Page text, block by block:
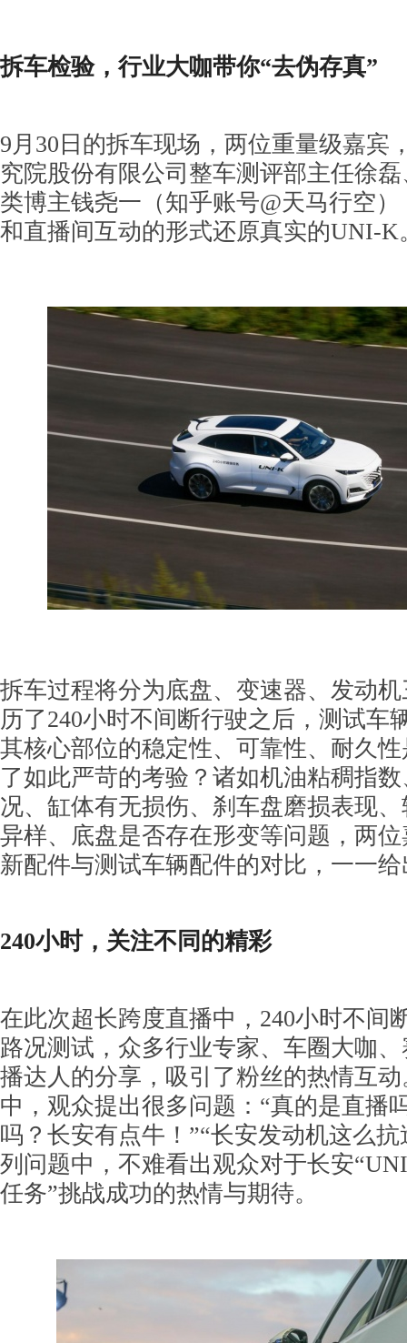
拆车检验，行业大咖带你“去伪存真”
9月30日的拆车现场，两位重量级嘉宾
究院股份有限公司整车测评部主任徐
类博主钱尧一（知乎账号@天马行空
和直播间互动的形式还原真实的UNI-K
拆车过程将分为底盘、变速器、发动
历了240小时不间断行驶之后，测试车
其核心部位的稳定性、可靠性、耐久
了如此严苛的考验？诸如机油粘稠指
况、缸体有无损伤、刹车盘磨损表现
异样、底盘是否存在形变等问题，两
新配件与测试车辆配件的对比，一一
240小时， 关注不同的精彩
在此次超长跨度直播中，240小时不间
路况测试，众多行业专家、车圈大咖
播达人的分享，吸引了粉丝的热情互
中，观众提出很多问题：“真的是直播
吗？长安有点牛！”“长安发动机这么
列问题中，不难看出观众对于长安
任务”挑战成功的热情与期待。